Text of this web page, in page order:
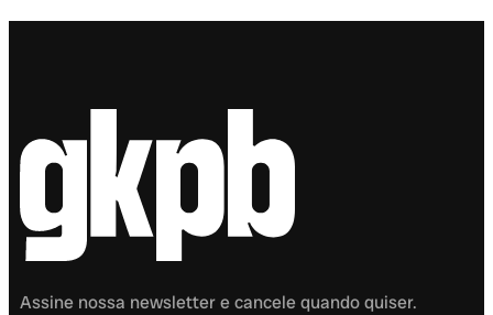
Assine nossa newsletter e cancele quando quiser.